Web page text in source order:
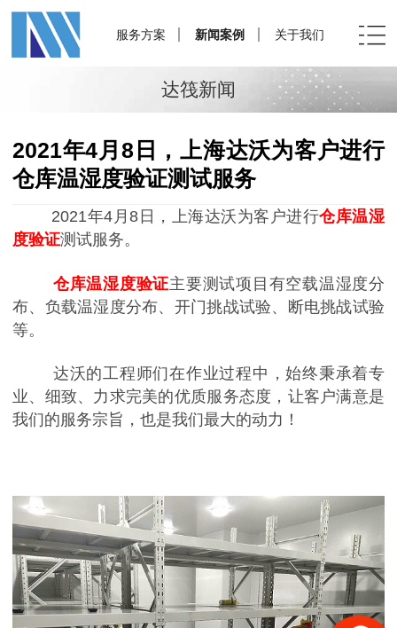
服务方案 新闻案例 关于我们
达筏新闻
2021年4月8日，上海达沃为客户进行
仓库温湿度验证测试服务
2021年4月8日 ，上海达沃为客户进行仓库温湿
度验证测试服务。
仓库温湿度验证主要测试项目有空载温湿度分
布、负载温湿度分布、开门挑战试验、断电挑战试验
等。
达沃的工程师们在作业过程中，始终秉承着专
业、细致、力求完美的优质服务态度，让客户满意是
我们的服务宗旨，也是我们最大的动力！